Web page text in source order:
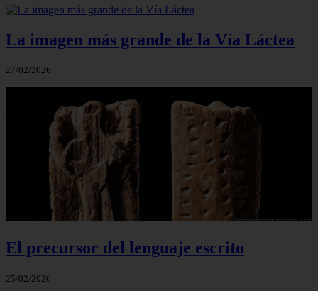
La imagen más grande de la Vía Láctea
27/02/2026
El precursor del lenguaje escrito
25/02/2026